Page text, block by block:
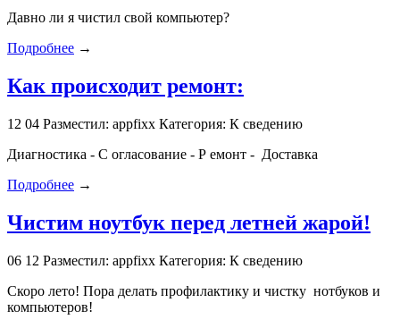
Давно ли я чистил свой компьютер?
Подробнее →
Как происходит ремонт:
12 04 Разместил: appfixx Категория: К сведению
Диагностика - С огласование - Р емонт - Доставка
Подробнее →
Чистим ноутбук перед летней жарой!
06 12 Разместил: appfixx Категория: К сведению
Скоро лето! Пора делать профилактику и чистку нотбуков и
компьютеров!